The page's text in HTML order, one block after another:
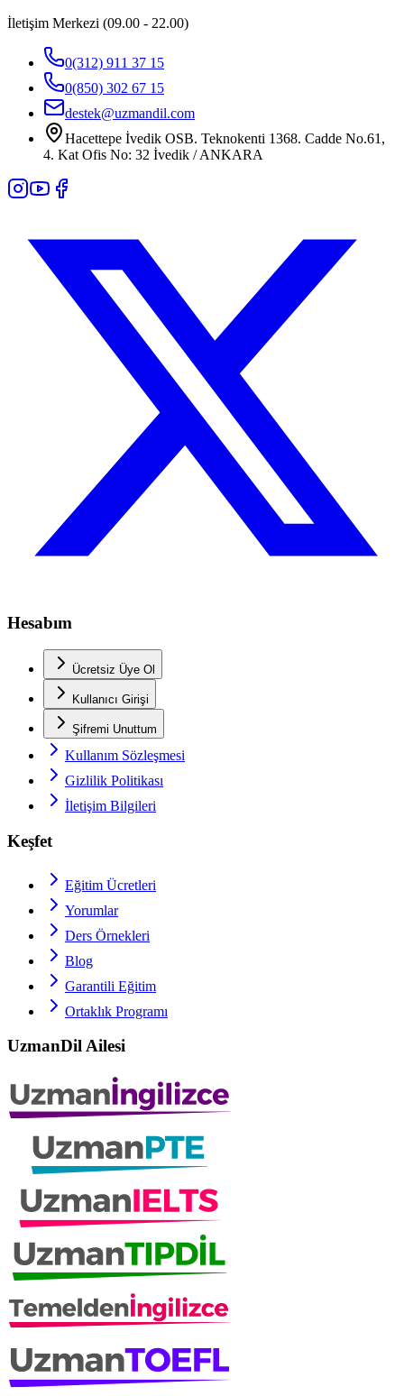
İletişim Merkezi (09.00 - 22.00)
0(312) 911 37 15
0(850) 302 67 15
destek@uzmandil.com
Hacettepe İvedik OSB. Teknokenti 1368. Cadde No.61,
4. Kat Ofis No: 32 İvedik / ANKARA
Hesabım
Ücretsiz Üye Ol
Kullanıcı Girişi
Şifremi Unuttum
Kullanım Sözleşmesi
Gizlilik Politikası
İletişim Bilgileri
Keşfet
Eğitim Ücretleri
Yorumlar
Ders Örnekleri
Blog
Garantili Eğitim
Ortaklık Programı
UzmanDil Ailesi